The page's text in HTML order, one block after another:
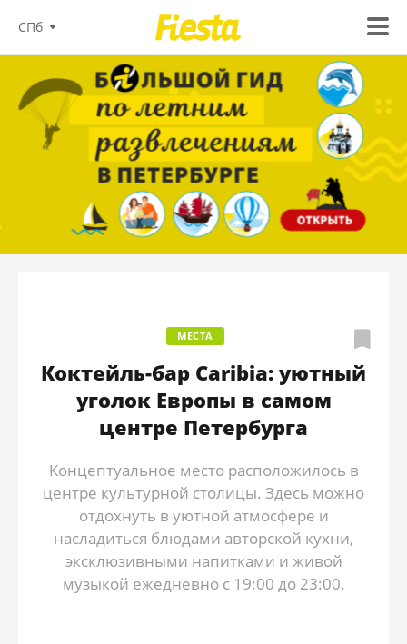
СПб
МЕСТА
Коктейль-бар Caribia: уютный
уголок Европы в самом
центре Петербурга
Концептуальное место расположилось в
центре культурной столицы. Здесь можно
отдохнуть в уютной атмосфере и
насладиться блюдами авторской кухни,
эксклюзивными напитками и живой
музыкой ежедневно с 19:00 до 23:00.